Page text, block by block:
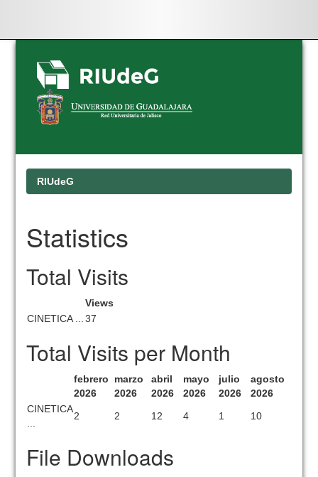
Skip
navigation
RIUdeG
Statistics
Total Visits
Views
CINETICA ...
37
Total Visits per Month
febrero
2026
marzo
2026
abril
2026
mayo
2026
julio
2026
agosto
2026
CINETICA
2 2 12 4 1 10
File Downloads